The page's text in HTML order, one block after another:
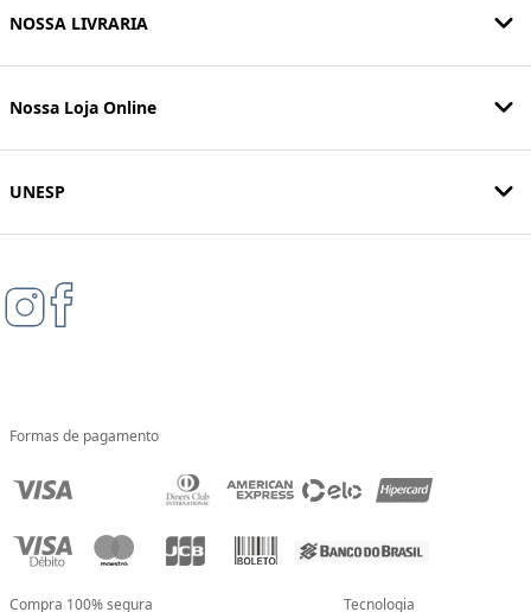
NOSSA LIVRARIA
Nossa Loja Online
UNESP
Formas de pagamento
Compra 100% segura Tecnologia